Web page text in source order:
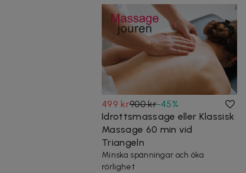
499 kr900 kr-45%
Idrottsmassage eller Klassisk
Massage 60 min vid
Triangeln
Minska spänningar och öka
rörlighet